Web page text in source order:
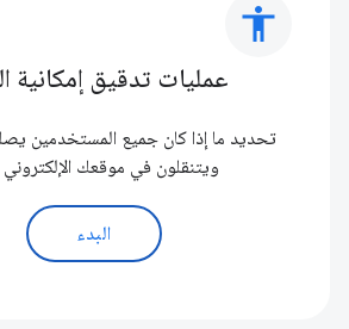
accessibility
عمليات تدقيق إمكانية
تحديد ما إذا كان جميع المستخدمين
ويتنقلون في موقعك الإلكتروني
البدء